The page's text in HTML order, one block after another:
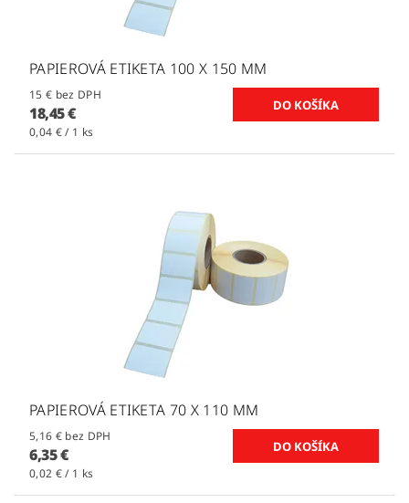
PAPIEROVÁ ETIKETA 100 X 150 MM
15 € bez DPH
18,45 €
0,04 € / 1 ks
PAPIEROVÁ ETIKETA 70 X 110 MM
5,16 € bez DPH
6,35 €
0,02 € / 1 ks